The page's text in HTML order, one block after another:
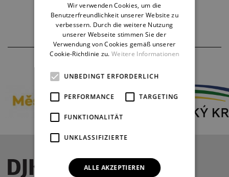
GERMAN
Wir verwenden Cookies, um die
Benutzerfreundlichkeit unserer Website zu
verbessern. Durch die weitere Nutzung
unserer Webseite stimmen Sie der
Verwendung von Cookies gemäß unserer
Cookie-Richtlinie zu. Weitere Informationen
UNBEDINGT ERFORDERLICH
PERFORMANCE TARGETING
FUNKTIONALITÄT
UNKLASSIFIZIERTE
ALLE AKZEPTIEREN